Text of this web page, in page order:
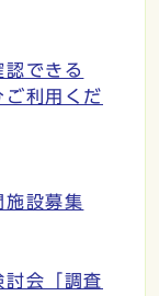
できる
ご利用くだ
施設募集
会「調査